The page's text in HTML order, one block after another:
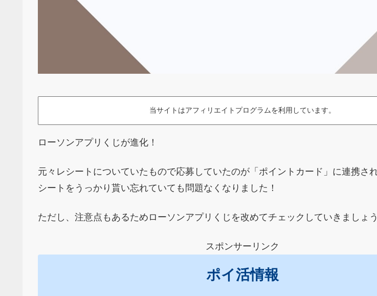
当サイトはアフィリエイトプログラムを利用しています。
ローソンアプリくじが進化！
元々レシートについていたもので応募していたのが「ポイントカード」に連携さ
シートをうっかり貰い忘れていても問題なくなりました！
ただし、注意点もあるためローソンアプリくじを改めてチェックしていきましょう
スポンサーリンク
ポイ活情報